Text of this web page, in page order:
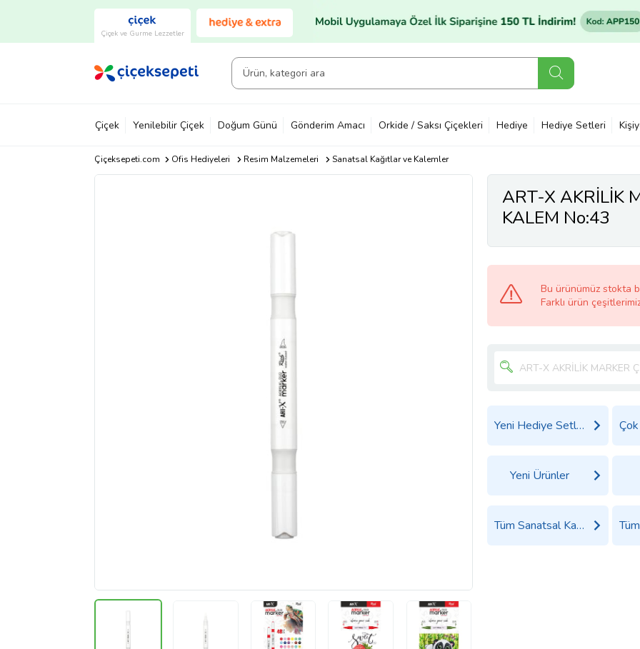
Çiçek ve Gurme Lezzetler
Çiçek Yenilebilir Çiçek Doğum Günü Gönderim Amacı Orkide / Saksı Çiçekleri Hediye Hediye Setleri
Çiçeksepeti.com Ofis Hediyeleri Resim Malzemeleri Sanatsal Kağıtlar ve Kalemler
ART-X AKRİLİK
KALEM No:43
Bu ürünümüz stokta
Farklı ürün
Yeni Hediye Setleri
Yeni Ürünler
Tüm Sanatsal Kağıtlar ve Kalemler Ürünleri